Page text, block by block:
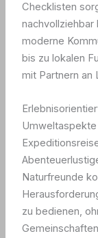
Checklisten
moderne
bis zu lokalen
mit Partnern an
Naturfreunde
zu bedienen,